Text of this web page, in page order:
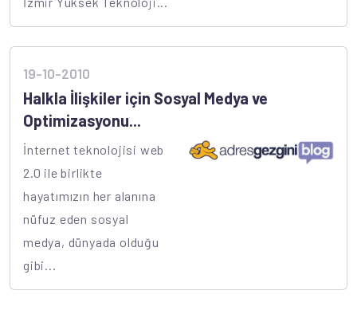
19-10-2010
Halkla İlişkiler için Sosyal Medya ve
Optimizasyonu...
İnternet teknolojisi web
2.0 ile birlikte
hayatımızın her alanına
nüfuz eden sosyal
medya, dünyada olduğu
gibi...